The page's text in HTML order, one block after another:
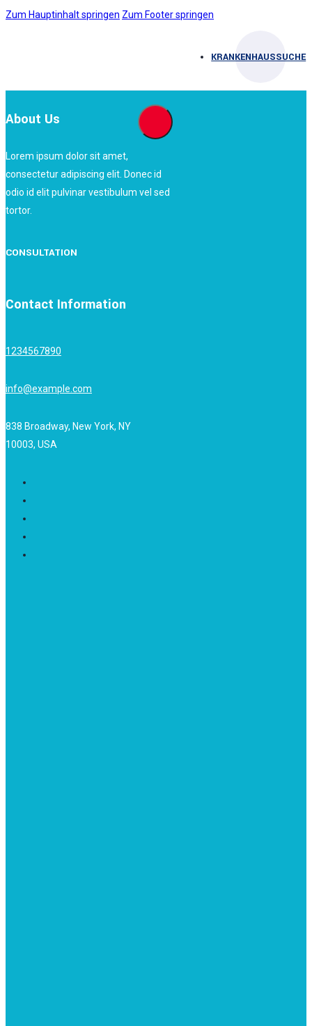
Zum Hauptinhalt springen Zum Footer springen
KRANKENHAUSSUCHE
About Us
Lorem ipsum dolor sit amet,
consectetur adipiscing elit. Donec id
odio id elit pulvinar vestibulum vel sed
tortor.
CONSULTATION
Contact Information
1234567890
info@example.com
838 Broadway, New York, NY
10003, USA